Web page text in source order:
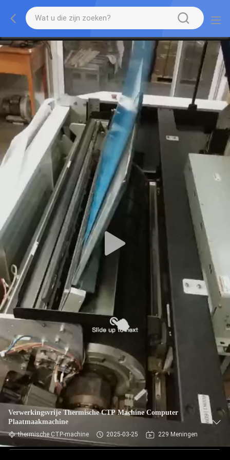
Verwerkingsvrije Thermische CTP Machine Computer
Plaatmaakmachine
thermische CTP-machine 2025-03-25 229 Meningen